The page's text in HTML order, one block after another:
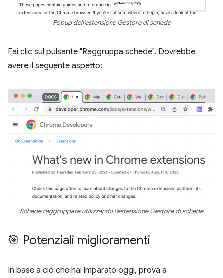
Popup dell'estensione Gestore di schede
Fai clic sul pulsante "Raggruppa schede". Dovrebbe
avere il seguente aspetto:
Schede raggruppate utilizzando l'estensione Gestore di schede
🎯 Potenziali miglioramenti
In base a ciò che hai imparato oggi, prova a